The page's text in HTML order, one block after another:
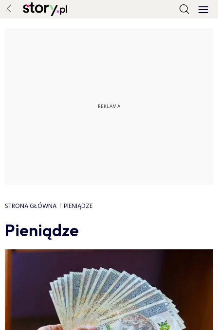
STRONA GŁÓWNA PIENIĄDZE
Pieniądze